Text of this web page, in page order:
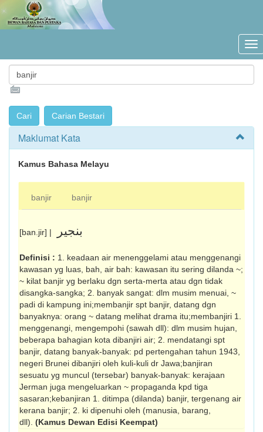
Maklumat Kata
Kamus Bahasa Melayu
banjir banjir
[ban.jir] | بنجير
Definisi : 1. keadaan air menenggelami atau menggenangi
kawasan yg luas, bah, air bah: kawasan itu sering dilanda ~;
~ kilat banjir yg berlaku dgn serta-merta atau dgn tidak
disangka-sangka; 2. banyak sangat: dlm musim menuai, ~
padi di kampung ini;membanjir spt banjir, datang dgn
banyaknya: orang ~ datang melihat drama itu;membanjiri 1.
menggenangi, mengempohi (sawah dll): dlm musim hujan,
beberapa bahagian kota dibanjiri air; 2. mendatangi spt
banjir, datang banyak-banyak: pd pertengahan tahun 1943,
negeri Brunei dibanjiri oleh kuli-kuli dr Jawa;banjiran
sesuatu yg muncul (tersebar) banyak-banyak: kerajaan
Jerman juga mengeluarkan ~ propaganda kpd tiga
sasaran;kebanjiran 1. ditimpa (dilanda) banjir, tergenang air
kerana banjir; 2. ki dipenuhi oleh (manusia, barang,
dll). (Kamus Dewan Edisi Keempat)